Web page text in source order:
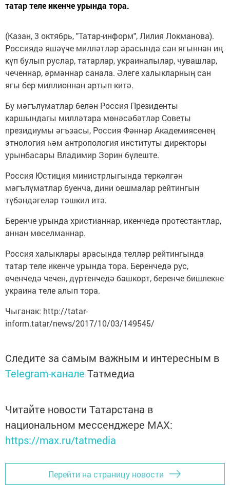
татар теле икенче урында тора.
(Казан, 3 октябрь, "Татар-информ", Лилия Локманова).
Россиядә яшәүче милләтләр арасында сан ягыннан иң
күп булып руслар, татарлар, украиналылар, чувашлар,
чеченнар, әрмәннар санала. Әлеге халыкларның сан
ягы бер миллионнан артып китә.
Бу мәгълүматлар белән Россия Президенты
каршындагы милләтара мөнәсәбәтләр Советы
президиумы әгъзасы, Россия Фәннәр Академиясенең
этнология һәм антропология институты директоры
урынбасары Владимир Зорин бүлеште.
Россия Юстиция министрлыгында теркәлгән
мәгълүматлар буенча, дини оешмалар рейтингын
түбәндәгеләр тәшкил итә.
Беренче урында христианнар, икенчедә протестантлар,
аннан мөселманнар.
Россия халыклары арасында телләр рейтингында
татар теле икенче урында тора. Беренчедә рус,
өченчедә чечен, дүртенчедә башкорт, беренче бишлекне
украина теле алып тора.
Чыганак: http://tatar-
inform.tatar/news/2017/10/03/149545/
Следите за самым важным и интересным в
Telegram-канале Татмедиа
Читайте новости Татарстана в
национальном мессенджере MАХ:
https://max.ru/tatmedia
Перейти на страницу новости